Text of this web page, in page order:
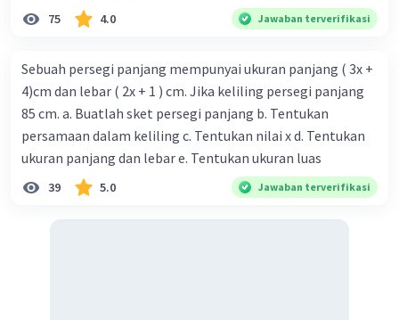
75 4.0 Jawaban terverifikasi
Sebuah persegi panjang mempunyai ukuran panjang ( 3x +
4)cm dan lebar ( 2x + 1 ) cm. Jika keliling persegi panjang
85 cm. a. Buatlah sket persegi panjang b. Tentukan
persamaan dalam keliling c. Tentukan nilai x d. Tentukan
ukuran panjang dan lebar e. Tentukan ukuran luas
39 5.0 Jawaban terverifikasi